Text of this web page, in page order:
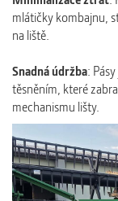
mlátičky kombajnu,
na liště.
Snadná údržba:
těsněním, které
mechanismu lišty.